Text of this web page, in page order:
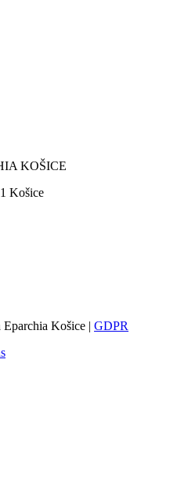
KOŠICE
Košice
Košice | GDPR